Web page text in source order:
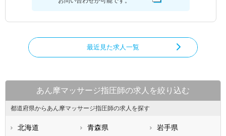
最近見た求人一覧
あん摩マッサージ指圧師の求人を絞り込む
都道府県からあん摩マッサージ指圧師の求人を探す
北海道 青森県
岩手県